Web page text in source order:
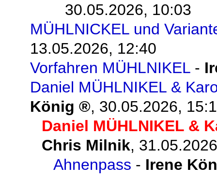
30.05.2026, 10:03
MÜHLNICKEL und
13.05.2026, 12:40
Vorfahren MÜHLNIKEL -
Daniel MÜHLNIKEL &
König
, 30.05.2026,
Daniel MÜHLNIKEL &
Chris Milnik,
Ahnenpass - Irene